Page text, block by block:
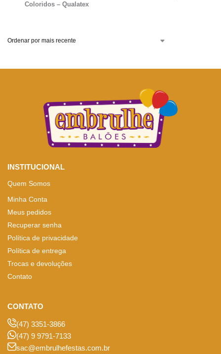
Coloridos – Qualatex
INSTITUCIONAL
Quem Somos
Minha Conta
Meus pedidos
Recuperar senha
Política de privacidade
Política de entrega
Trocas e devoluções
Contato
CONTATO
(47) 3351-3866
(47) 9 9791-7133
sac@embrulhefestas.com.br